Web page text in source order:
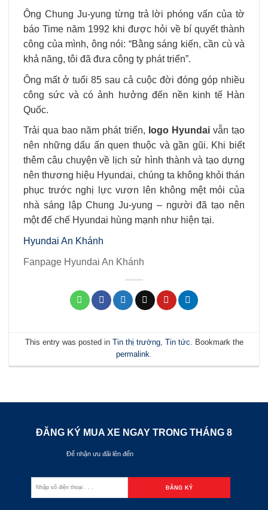
Ông Chung Ju-yung từng trả lời phóng vấn của tờ
báo Time năm 1992 khi được hỏi về bí quyết thành
công của mình, ông nói: “Bằng sáng kiến, cần cù và
khả năng, tôi đã đưa công ty phát triển”.
Ông mất ở tuổi 85 sau cả cuộc đời đóng góp nhiều
công sức và có ảnh hưởng đến nền kinh tế Hàn
Quốc.
Trải qua bao năm phát triển, logo Hyundaivẫn tạo
nên những dấu ấn quen thuộc và gần gũi. Khi biết
thêm câu chuyện về lịch sử hình thành và tạo dựng
nên thương hiệu Hyundai, chúng ta không khỏi thán
phục trước nghị lực vươn lên không mệt mỏi của
nhà sáng lập Chung Ju-yung – người đã tạo nên
một đế chế Hyundai hùng mạnh như hiện tại.
Hyundai An Khánh
Fanpage Hyundai An Khánh
This entry was posted in Tin thị trường, Tin tức. Bookmark the
permalink.
ĐĂNG KÝ MUA XE NGAY TRONG THÁNG 8
Để nhận ưu đãi lên đến